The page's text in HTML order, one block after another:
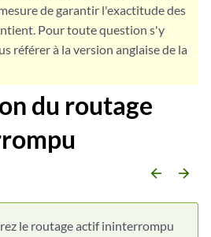
de garantir l'exactitude des
Pour toute question s'y
référer à la version anglaise de la
du routage
arrow_backward arrow_forward
le routage actif ininterrompu